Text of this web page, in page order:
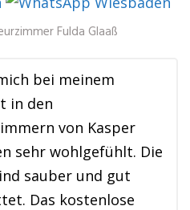
Fulda Glaaß
bei meinem
in den
von Kasper
sehr wohlgefühlt. Die
sauber und gut
Das kostenlose